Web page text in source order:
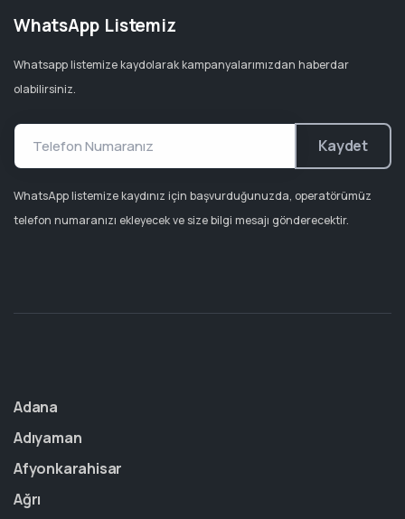
WhatsApp Listemiz
Whatsapp listemize kaydolarak kampanyalarımızdan haberdar
olabilirsiniz.
Kaydet
WhatsApp listemize kaydınız için başvurduğunuzda, operatörümüz
telefon numaranızı ekleyecek ve size bilgi mesajı gönderecektir.
Adana
Adıyaman
Afyonkarahisar
Ağrı